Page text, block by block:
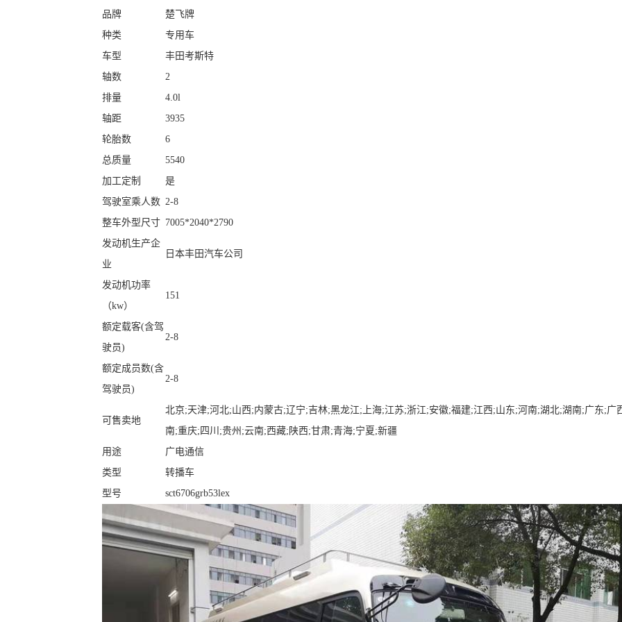
品牌
楚飞牌
种类
专用车
车型
丰田考斯特
轴数
2
排量
4.0l
轴距
3935
轮胎数
6
总质量
5540
加工定制
是
驾驶室乘人数 2-8
整车外型尺寸 7005*2040*2790
发动机生产企
业
日本丰田汽车公司
发动机功率
（kw）
151
额定载客(含驾
驶员)
2-8
额定成员数(含
驾驶员)
2-8
可售卖地
北京;天津;河北;山西;内蒙古;辽宁;吉林;黑龙江;上海;江苏;浙江;安徽;福建;江西;山东;河南;湖北;湖南;广东;广
南;重庆;四川;贵州;云南;西藏;陕西;甘肃;青海;宁夏;新疆
用途
广电通信
类型
转播车
型号
sct6706grb53lex